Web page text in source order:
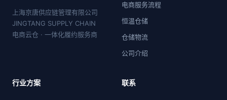
上海京唐供应链管理有限公司
JINGTANG SUPPLY CHAIN
电商云仓 · 一体化履约服务商
电商服务流程
恒温仓储
仓储物流
公司介绍
行业方案 联系